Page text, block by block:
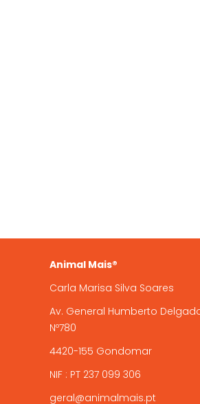
Animal Mais®
Carla Marisa Silva Soares
Av. General Humberto
Nº780
4420-155 Gondomar
NIF : PT 237 099 306
geral@animalmais.pt